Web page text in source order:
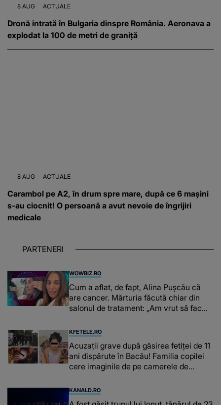
8 AUG ACTUALE
Dronă intrată în Bulgaria dinspre România. Aeronava a
explodat la 100 de metri de graniță
8 AUG ACTUALE
Carambol pe A2, în drum spre mare, după ce 6 mașini
s-au ciocnit! O persoană a avut nevoie de îngrijiri
medicale
PARTENERI
WOWBIZ.RO
Cum a aflat, de fapt, Alina Pușcău că
are cancer. Mărturia făcută chiar din
salonul de tratament: „Am vrut să fac
înțepe sânul”
KFETELE.RO
Acuzații grave după găsirea fetiței de 11
ani dispărute în Bacău! Familia copilei
cere imaginile de pe camerele de
mea...”
KANALD.RO